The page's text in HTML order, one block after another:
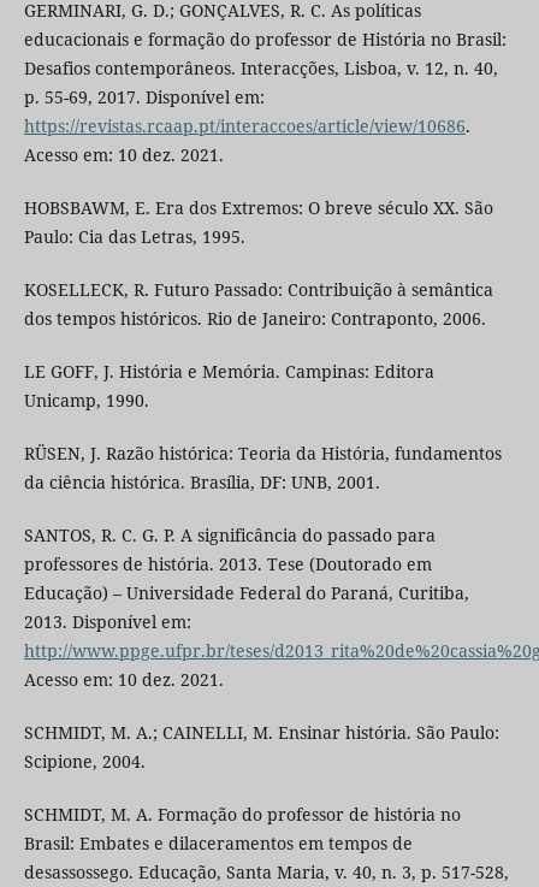
GERMINARI, G. D.; GONÇALVES, R. C. As políticas
educacionais e formação do professor de História no Brasil:
Desafios contemporâneos. Interacções, Lisboa, v. 12, n. 40,
p. 55-69, 2017. Disponível em:
https://revistas.rcaap.pt/interaccoes/article/view/10686.
Acesso em: 10 dez. 2021.
HOBSBAWM, E. Era dos Extremos: O breve século XX. São
Paulo: Cia das Letras, 1995.
KOSELLECK, R. Futuro Passado: Contribuição à semântica
dos tempos históricos. Rio de Janeiro: Contraponto, 2006.
LE GOFF, J. História e Memória. Campinas: Editora
Unicamp, 1990.
RÜSEN, J. Razão histórica: Teoria da História, fundamentos
da ciência histórica. Brasília, DF: UNB, 2001.
SANTOS, R. C. G. P. A significância do passado para
professores de história. 2013. Tese (Doutorado em
Educação) – Universidade Federal do Paraná, Curitiba,
2013. Disponível em:
http://www.ppge.ufpr.br/teses/
Acesso em: 10 dez. 2021.
SCHMIDT, M. A.; CAINELLI, M. Ensinar história. São Paulo:
Scipione, 2004.
SCHMIDT, M. A. Formação do professor de história no
Brasil: Embates e dilaceramentos em tempos de
desassossego. Educação, Santa Maria, v. 40, n. 3, p. 517-528,